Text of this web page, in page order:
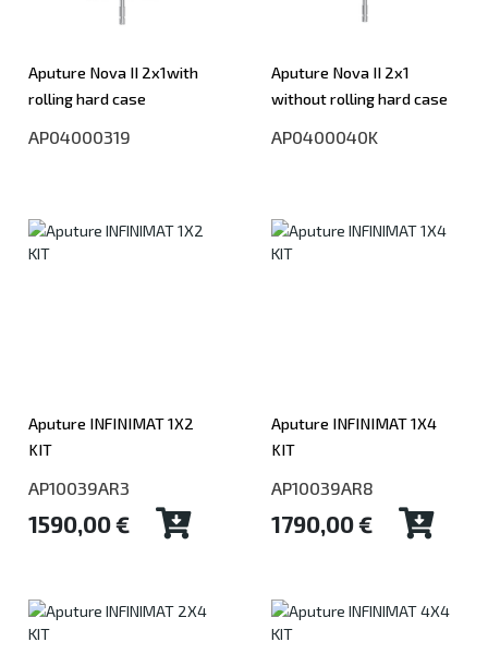
Aputure Nova II 2x1with
rolling hard case
AP04000319
Aputure Nova II 2x1
without rolling hard case
AP0400040K
Aputure INFINIMAT 1X2
KIT
AP10039AR3
1590,00 €
Aputure INFINIMAT 1X4
KIT
AP10039AR8
1790,00 €